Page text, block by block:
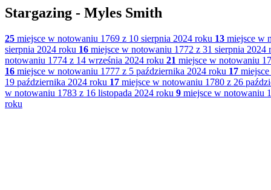
Stargazing - Myles Smith
25 miejsce w notowaniu 1769 z 10 sierpnia 2024 roku 13 miejsce w
sierpnia 2024 roku 16 miejsce w notowaniu 1772 z 31 sierpnia 2024
notowaniu 1774 z 14 września 2024 roku 21 miejsce w notowaniu
16 miejsce w notowaniu 1777 z 5 października 2024 roku 17
19 października 2024 roku 17 miejsce w notowaniu 1780 z 26
w notowaniu 1783 z 16 listopada 2024 roku 9 miejsce w notowaniu
roku